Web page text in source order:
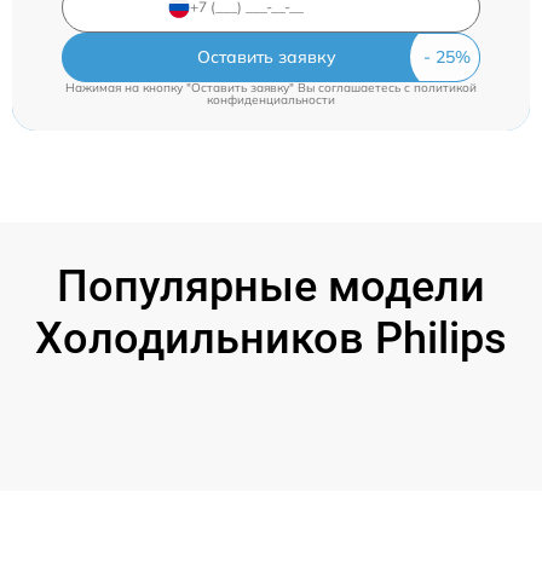
Оставить заявку
Нажимая на кнопку "Оставить заявку" Вы соглашаетесь cполитикой
конфиденциальности
Популярные модели
Холодильников Philips